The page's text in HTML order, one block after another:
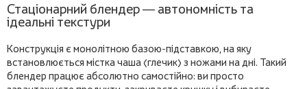
Стаціонарний блендер — автономність та
ідеальні текстури
Конструкція є монолітною базою-підставкою, на яку
встановлюється містка чаша (глечик) з ножами на дні. Такий
блендер працює абсолютно самостійно: ви просто